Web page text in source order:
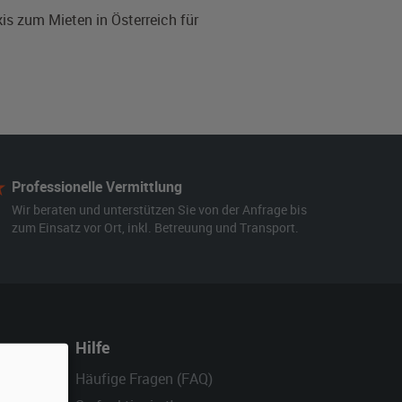
zum Mieten in Österreich für
Professionelle Vermittlung
Wir beraten und unterstützen Sie von der Anfrage bis
zum Einsatz vor Ort, inkl. Betreuung und Transport.
Hilfe
Häufige Fragen (FAQ)